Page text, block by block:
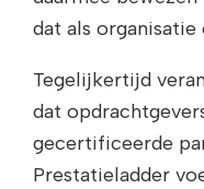
dat als organisatie
Tegelijkertijd
dat
gecertificeerde
Prestatieladder